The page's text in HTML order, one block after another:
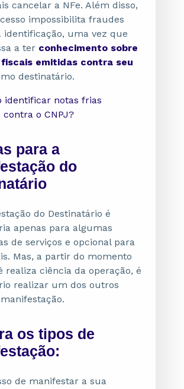
cancelar a NFe. Além disso,
impossibilita fraudes
identificação, uma vez que
a ter conhecimento sobre
emitidas contra seu
destinatário.
identificar notas frias
o CNPJ?
para a
do
do Destinatário é
apenas para algumas
de serviços e opcional para
Mas, a partir do momento
realiza ciência da operação, é
realizar um dos outros
os tipos de
de manifestar a sua